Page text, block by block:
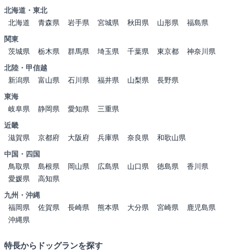
北海道・東北
北海道
青森県 岩手県 宮城県 秋田県 山形県
福島県
関東
茨城県
栃木県 群馬県 埼玉県 千葉県 東京都
神奈川県
北陸・甲信越
新潟県
富山県 石川県 福井県 山梨県
長野県
東海
岐阜県
静岡県 愛知県
三重県
近畿
滋賀県
京都府 大阪府 兵庫県 奈良県
和歌山県
中国・四国
鳥取県
島根県 岡山県 広島県 山口県 徳島県
香川県
愛媛県
高知県
九州・沖縄
福岡県
佐賀県 長崎県 熊本県 大分県 宮崎県
鹿児島県
沖縄県
特長からドッグランを探す